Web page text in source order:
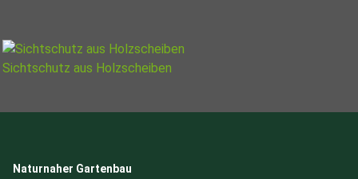
Sichtschutz aus Holzscheiben
Naturnaher Gartenbau